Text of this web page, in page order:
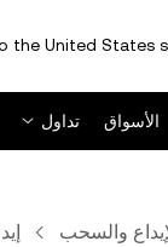
the United States
الأسواق تداول
والسحب